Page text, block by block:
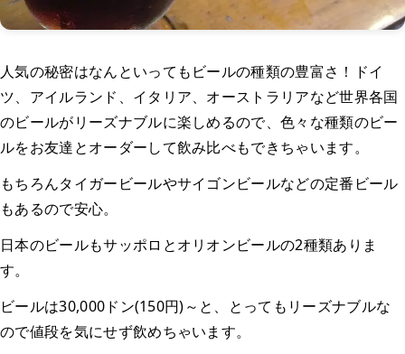
人気の秘密はなんといってもビールの種類の豊富さ！ドイ
ツ、アイルランド、イタリア、オーストラリアなど世界各国
のビールがリーズナブルに楽しめるので、色々な種類のビー
ルをお友達とオーダーして飲み比べもできちゃいます。
もちろんタイガービールやサイゴンビールなどの定番ビール
もあるので安心。
日本のビールもサッポロとオリオンビールの2種類ありま
す。
ビールは30,000ドン(150円)～と、とってもリーズナブルな
ので値段を気にせず飲めちゃいます。